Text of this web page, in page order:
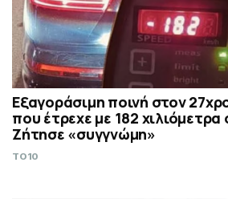
Εξαγοράσιμη ποινή στον
που έτρεχε με 182
Ζήτησε «συγγνώμη»
TO10